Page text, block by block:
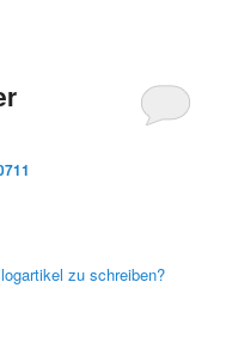
zu schreiben?